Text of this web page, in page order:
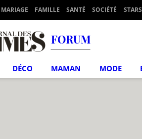
MARIAGE FAMILLE SANTÉ SOCIÉTÉ STARS
FORUM
DÉCO MAMAN MODE